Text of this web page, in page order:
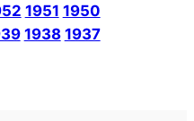
1951 1950
1938 1937